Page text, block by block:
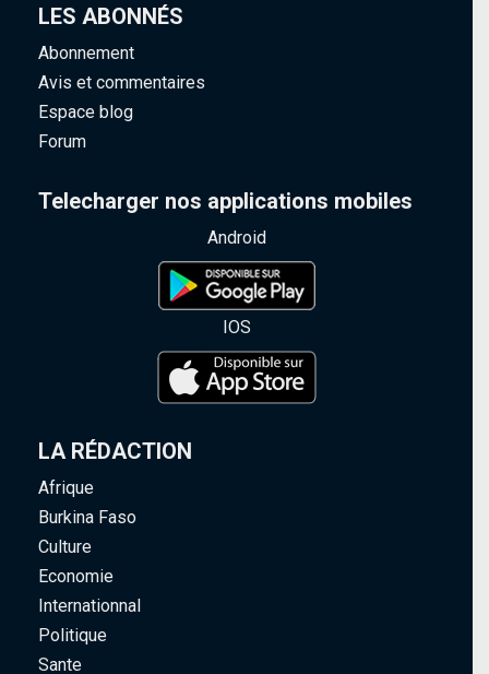
LES ABONNÉS
Abonnement
Avis et commentaires
Espace blog
Forum
Telecharger nos applications mobiles
Android
IOS
LA RÉDACTION
Afrique
Burkina Faso
Culture
Economie
Internationnal
Politique
Sante